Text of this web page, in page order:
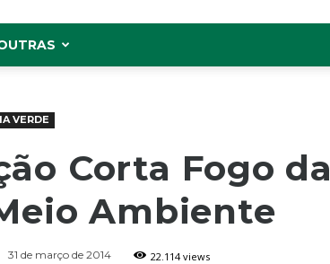
VERDE
Corta Fogo da
Ambiente
31 de março de 2014 22.114 views